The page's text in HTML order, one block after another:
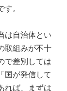
。
は自治体とい
取組みが不十
で差別しては
国が発信して
れば、まずは